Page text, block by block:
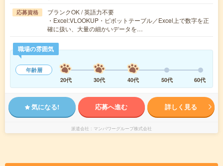
応募資格
ブランクOK / 英語力不要
・Excel:VLOOKUP・ピボットテーブル／Excel上で数字を正
確に扱い、大量の細かいデータを…
職場の雰囲気
年齢層
20代
30代 40代 50代 60代
気になる! 応募へ進む 詳しく見る
派遣会社 マンパワーグループ株式会社